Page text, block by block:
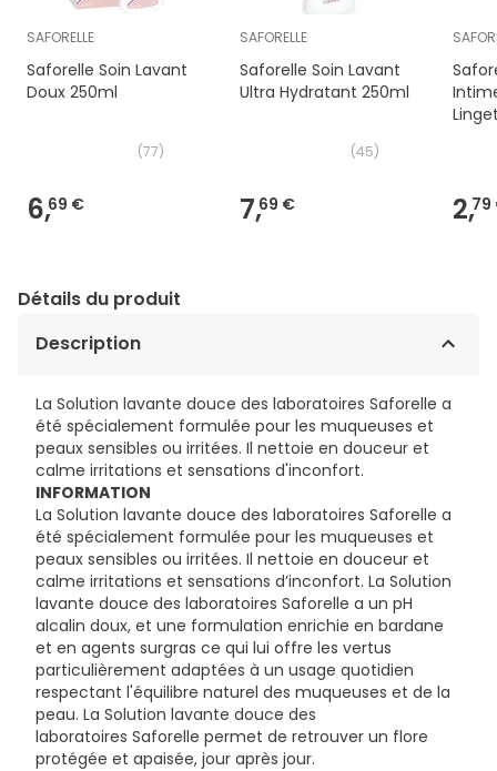
SAFORELLE
Saforelle Soin Lavant
Doux 250ml
(77)
6,69 €
SAFORELLE
Saforelle Soin Lavant
Ultra Hydratant 250ml
(45)
7,69 € 2,79
Détails du produit
Description
La Solution lavante douce des laboratoires Saforelle a
été spécialement formulée pour les muqueuses et
peaux sensibles ou irritées. Il nettoie en douceur et
calme irritations et sensations d'inconfort.
INFORMATION
La Solution lavante douce des laboratoires Saforelle a
été spécialement formulée pour les muqueuses et
peaux sensibles ou irritées. Il nettoie en douceur et
calme irritations et sensations d’inconfort. La Solution
lavante douce des laboratoires Saforelle a un pH
alcalin doux, et une formulation enrichie en bardane
et en agents surgras ce qui lui offre les vertus
particulièrement adaptées à un usage quotidien
respectant l'équilibre naturel des muqueuses et de la
peau. La Solution lavante douce des
laboratoires Saforelle permet de retrouver un flore
protégée et apaisée, jour après jour.